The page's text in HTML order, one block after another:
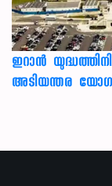
ഇറാന്‍
അടിയന്തര